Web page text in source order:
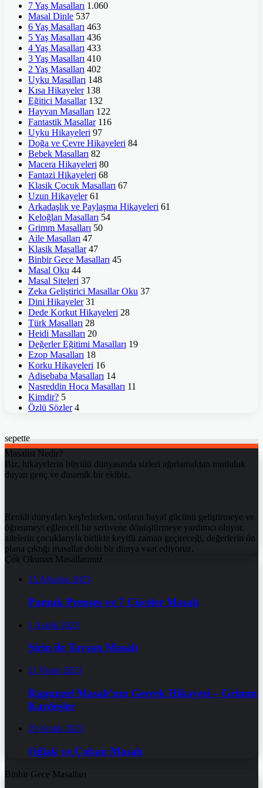
7 Yaş Masalları 1.060
Masal Dinle 537
6 Yaş Masalları 463
5 Yaş Masalları 436
4 Yaş Masalları 433
3 Yaş Masalları 410
2 Yaş Masalları 402
Uyku Masalları 148
Kısa Hikayeler 138
Eğitici Masallar 132
Hayvan Masalları 122
Fantastik Masallar 116
Uyku Hikayeleri 97
Doğa ve Çevre Hikayeleri 84
Bebek Masalları 82
Macera Hikayeleri 80
Fantazi Hikayeleri 68
Klasik Çocuk Masalları 67
Uzun Hikayeler 61
Arkadaşlık ve Paylaşma Hikayeleri 61
Keloğlan Masalları 54
Grimm Masalları 50
Aile Masalları 47
Klasik Masallar 47
Binbir Gece Masalları 45
Masal Oku 44
Masal Siteleri 37
Zeka Geliştirici Masallar Oku 37
Dini Hikayeler 31
Dede Korkut Hikayeleri 28
Türk Masalları 28
Heidi Masalları 20
Değerler Eğitimi Masalları 19
Ezop Masalları 18
Korku Hikayeleri 16
Adisebaba Masalları 14
Nasreddin Hoca Masalları 11
Kimdir? 5
Özlü Sözler 4
sepette
Masalist Nedir?
Biz, hikayelerin büyülü dünyasında sizleri ağırlamaktan mutluluk
duyan genç ve dinamik bir ekibiz.
Renkli dünyaları keşfederken, onların hayal gücünü geliştirmeye ve
öğrenmeyi eğlenceli bir serüvene dönüştürmeye yardımcı oluyor,
ailelerin çocuklarıyla birlikte keyifli zaman geçireceği, değerlerin ön
plana çıktığı masallar dolu bir dünya vaat ediyoruz.
Çok Okunan Masallarımız
15 Ağustos 2023
Pamuk Prenses ve 7 Cüceler Masalı
1 Aralık 2023
Şirin ile Tavşan Masalı
11 Nisan 2023
Rapunzel Masalı’nın Gerçek Hikayesi – Grimm
Kardeşler
29 Aralık 2023
Oğlak ve Çoban Masalı
Binbir Gece Masalları